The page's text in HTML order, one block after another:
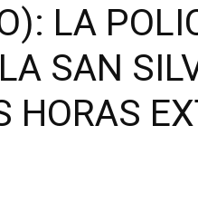
LA
SAN
HORAS